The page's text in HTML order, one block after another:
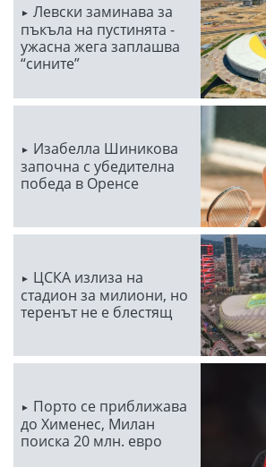
Левски заминава за
пъкъла на пустинята -
ужасна жега заплашва
“сините”
Изабелла Шиникова
започна с убедителна
победа в Оренсе
ЦСКА излиза на
стадион за милиони, но
теренът не е блестящ
Порто се приближава
до Хименес, Милан
поиска 20 млн. евро